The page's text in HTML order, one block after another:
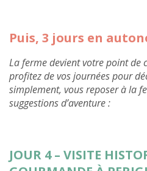
Puis, 3 jours en
La ferme devient votre point de
profitez de vos journées pour
simplement, vous reposer à la
suggestions d’aventure :
JOUR 4 – VISITE